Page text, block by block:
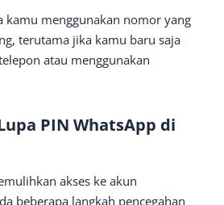
kamu menggunakan nomor yang
terutama jika kamu baru saja
atau menggunakan
PIN WhatsApp di
akses ke akun
beberapa langkah pencegahan